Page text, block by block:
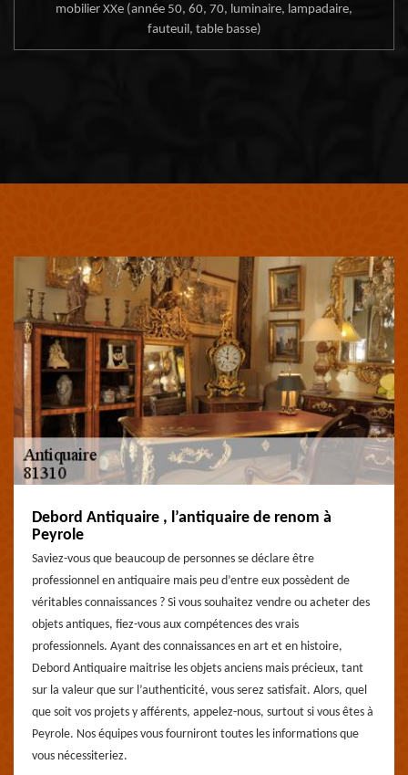
mobilier XXe (année 50, 60, 70, luminaire, lampadaire,
fauteuil, table basse)
Debord Antiquaire , l’antiquaire de renom à
Peyrole
Saviez-vous que beaucoup de personnes se déclare être
professionnel en antiquaire mais peu d’entre eux possèdent de
véritables connaissances ? Si vous souhaitez vendre ou acheter des
objets antiques, fiez-vous aux compétences des vrais
professionnels. Ayant des connaissances en art et en histoire,
Debord Antiquaire maitrise les objets anciens mais précieux, tant
sur la valeur que sur l’authenticité, vous serez satisfait. Alors, quel
que soit vos projets y afférents, appelez-nous, surtout si vous êtes à
Peyrole. Nos équipes vous fourniront toutes les informations que
vous nécessiteriez.